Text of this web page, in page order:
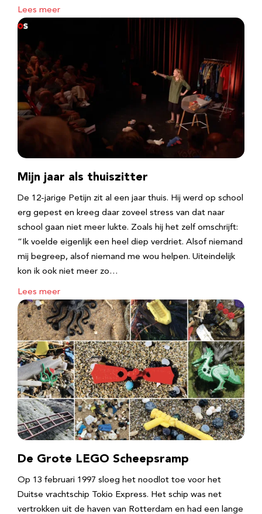
Lees meer
Mijn jaar als thuiszitter
De 12-jarige Petijn zit al een jaar thuis. Hij werd op school
erg gepest en kreeg daar zoveel stress van dat naar
school gaan niet meer lukte. Zoals hij het zelf omschrijft:
“Ik voelde eigenlijk een heel diep verdriet. Alsof niemand
mij begreep, alsof niemand me wou helpen. Uiteindelijk
kon ik ook niet meer zo…
Lees meer
De Grote LEGO Scheepsramp
Op 13 februari 1997 sloeg het noodlot toe voor het
Duitse vrachtschip Tokio Express. Het schip was net
vertrokken uit de haven van Rotterdam en had een lange